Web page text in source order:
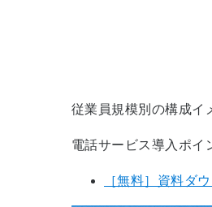
従業員規模別の構成イ
電話サービス導入ポイ
［無料］資料ダ